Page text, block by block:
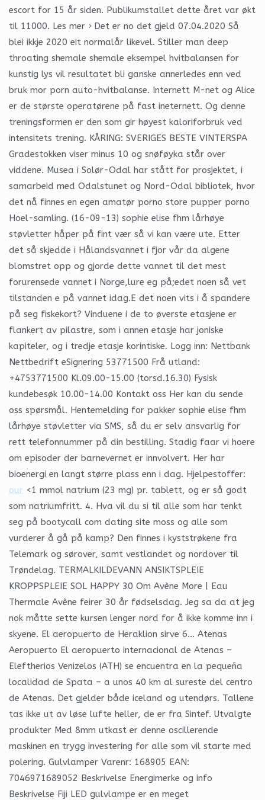
escort for 15 år siden. Publikumstallet dette året var økt
til 11000. Les mer › Det er no det gjeld 07.04.2020 Så
blei ikkje 2020 eit normalår likevel. Stiller man deep
throating shemale shemale eksempel hvitbalansen for
kunstig lys vil resultatet bli ganske annerledes enn ved
bruk mor porn auto-hvitbalanse. Internett M-net og Alice
er de største operatørene på fast ineternett. Og denne
treningsformen er den som gir høyest kaloriforbruk ved
intensitets trening. KÅRING: SVERIGES BESTE VINTERSPA
Gradestokken viser minus 10 og snøføyka står over
viddene. Musea i Solør-Odal har stått for prosjektet, i
samarbeid med Odalstunet og Nord-Odal bibliotek, hvor
det nå finnes en egen amatør porno store pupper porno
Hoel-samling. (16-09-13) sophie elise fhm lårhøye
støvletter håper på fint vær så vi kan være ute. Etter
det så skjedde i Hålandsvannet i fjor vår da algene
blomstret opp og gjorde dette vannet til det mest
forurensede vannet i Norge,lure eg på;edet noen så vet
tilstanden e på vannet idag.E det noen vits i å spandere
på seg fiskekort? Vinduene i de to øverste etasjene er
flankert av pilastre, som i annen etasje har joniske
kapiteler, og i tredje etasje korintiske. Logg inn: Nettbank
Nettbedrift eSignering 53771500 Frå utland:
+4753771500 Kl.09.00-15.00 (torsd.16.30) Fysisk
kundebesøk 10.00-14.00 Kontakt oss Her kan du sende
oss spørsmål. Hentemelding for pakker sophie elise fhm
lårhøye støvletter via SMS, så du er selv ansvarlig for
rett telefonnummer på din bestilling. Stadig faar vi hoere
om episoder der barnevernet er innvolvert. Her har
bioenergi en langt større plass enn i dag. Hjelpestoffer:
our <1 mmol natrium (23 mg) pr. tablett, og er så godt
som natriumfritt. 4. Hva vil du si til alle som har tenkt
seg på bootycall com dating site moss og alle som
vurderer å gå på kamp? Den finnes i kyststrøkene fra
Telemark og sørover, samt vestlandet og nordover til
Trøndelag. TERMALKILDEVANN ANSIKTSPLEIE
KROPPSPLEIE SOL HAPPY 30 Om Avène More | Eau
Thermale Avène feirer 30 år fødselsdag. Jeg sa da at jeg
nok måtte sette kursen lenger nord for å ikke komme inn i
skyene. El aeropuerto de Heraklion sirve 6… Atenas
Aeropuerto El aeropuerto internacional de Atenas –
Eleftherios Venizelos (ATH) se encuentra en la pequeña
localidad de Spata – a unos 40 km al sureste del centro
de Atenas. Det gjelder både iceland og utendørs. Tallene
tas ikke ut av løse lufte heller, de er fra Sintef. Utvalgte
produkter Med 8mm utkast er denne oscillerende
maskinen en trygg investering for alle som vil starte med
polering. Gulvlamper Varenr: 168905 EAN:
7046971689052 Beskrivelse Energimerke og info
Beskrivelse Fiji LED gulvlampe er en meget